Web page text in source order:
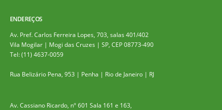
ENDEREÇOS
Av. Pref. Carlos Ferreira Lopes, 703, salas 401/402
Vila Mogilar | Mogi das Cruzes | SP, CEP 08773-490
Tel: (11) 4637-0059
Rua Belizário Pena, 953 | Penha | Rio de Janeiro | RJ
Av. Cassiano Ricardo, nº 601 Sala 161 e 163,